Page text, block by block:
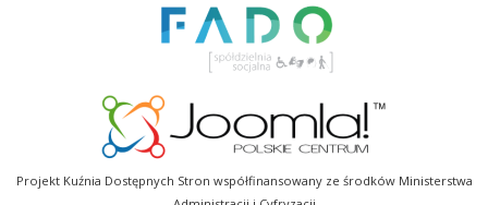
Projekt Kuźnia Dostępnych Stron współfinansowany ze środków Ministerstwa